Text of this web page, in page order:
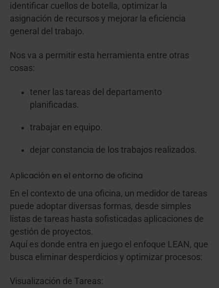
identificar cuellos de botella, optimizar la
asignación de recursos y mejorar la eficiencia
general del trabajo.
Nos va a permitir esta herramienta entre otras
cosas:
tener las tareas del departamento
planificadas.
trabajar en equipo.
dejar constancia de los trabajos realizados.
Aplicación en el entorno de oficina
En el contexto de una oficina, un medidor de tareas
puede adoptar diversas formas, desde simples
listas de tareas hasta sofisticadas aplicaciones de
gestión de proyectos.
Aquí es donde entra en juego el enfoque LEAN, que
busca eliminar desperdicios y optimizar procesos:
Visualización de Tareas: